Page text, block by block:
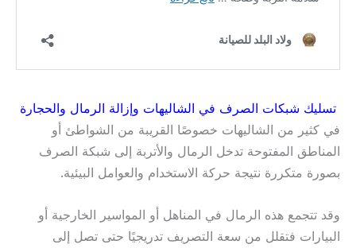
تسليك شبكات الصرف في الشاليهات وإزالة الرمال والحجارة
في كثير من الشاليهات خصوصًا القريبة من الشواطئ أو
المناطق المفتوحة تدخل الرمال والأتربة إلى شبكة الصرف
بصورة متكررة نتيجة حركة الاستخدام والعوامل البيئية.
وقد تتجمع هذه الرمال في المناهل أو المواسير الخارجية أو
البيارات فتقلل من سعة التصريف تدريجيًا حتى تصل إلى